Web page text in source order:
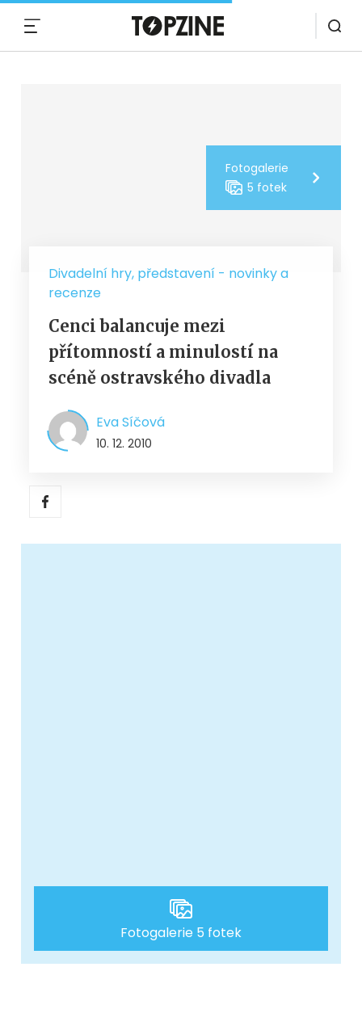
Fotogalerie
5 fotek
Divadelní hry, představení - novinky a
recenze
Cenci balancuje mezi
přítomností a minulostí na
scéně ostravského divadla
Eva Síčová
10. 12. 2010
Fotogalerie 5 fotek